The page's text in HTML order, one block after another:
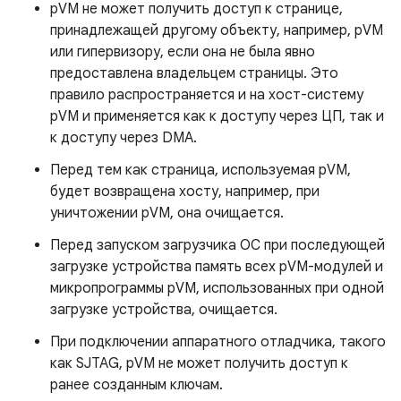
pVM не может получить доступ к странице,
принадлежащей другому объекту, например, pVM
или гипервизору, если она не была явно
предоставлена ​​владельцем страницы. Это
правило распространяется и на хост-систему
pVM и применяется как к доступу через ЦП, так и
к доступу через DMA.
Перед тем как страница, используемая pVM,
будет возвращена хосту, например, при
уничтожении pVM, она очищается.
Перед запуском загрузчика ОС при последующей
загрузке устройства память всех pVM-модулей и
микропрограммы pVM, использованных при одной
загрузке устройства, очищается.
При подключении аппаратного отладчика, такого
как SJTAG, pVM не может получить доступ к
ранее созданным ключам.